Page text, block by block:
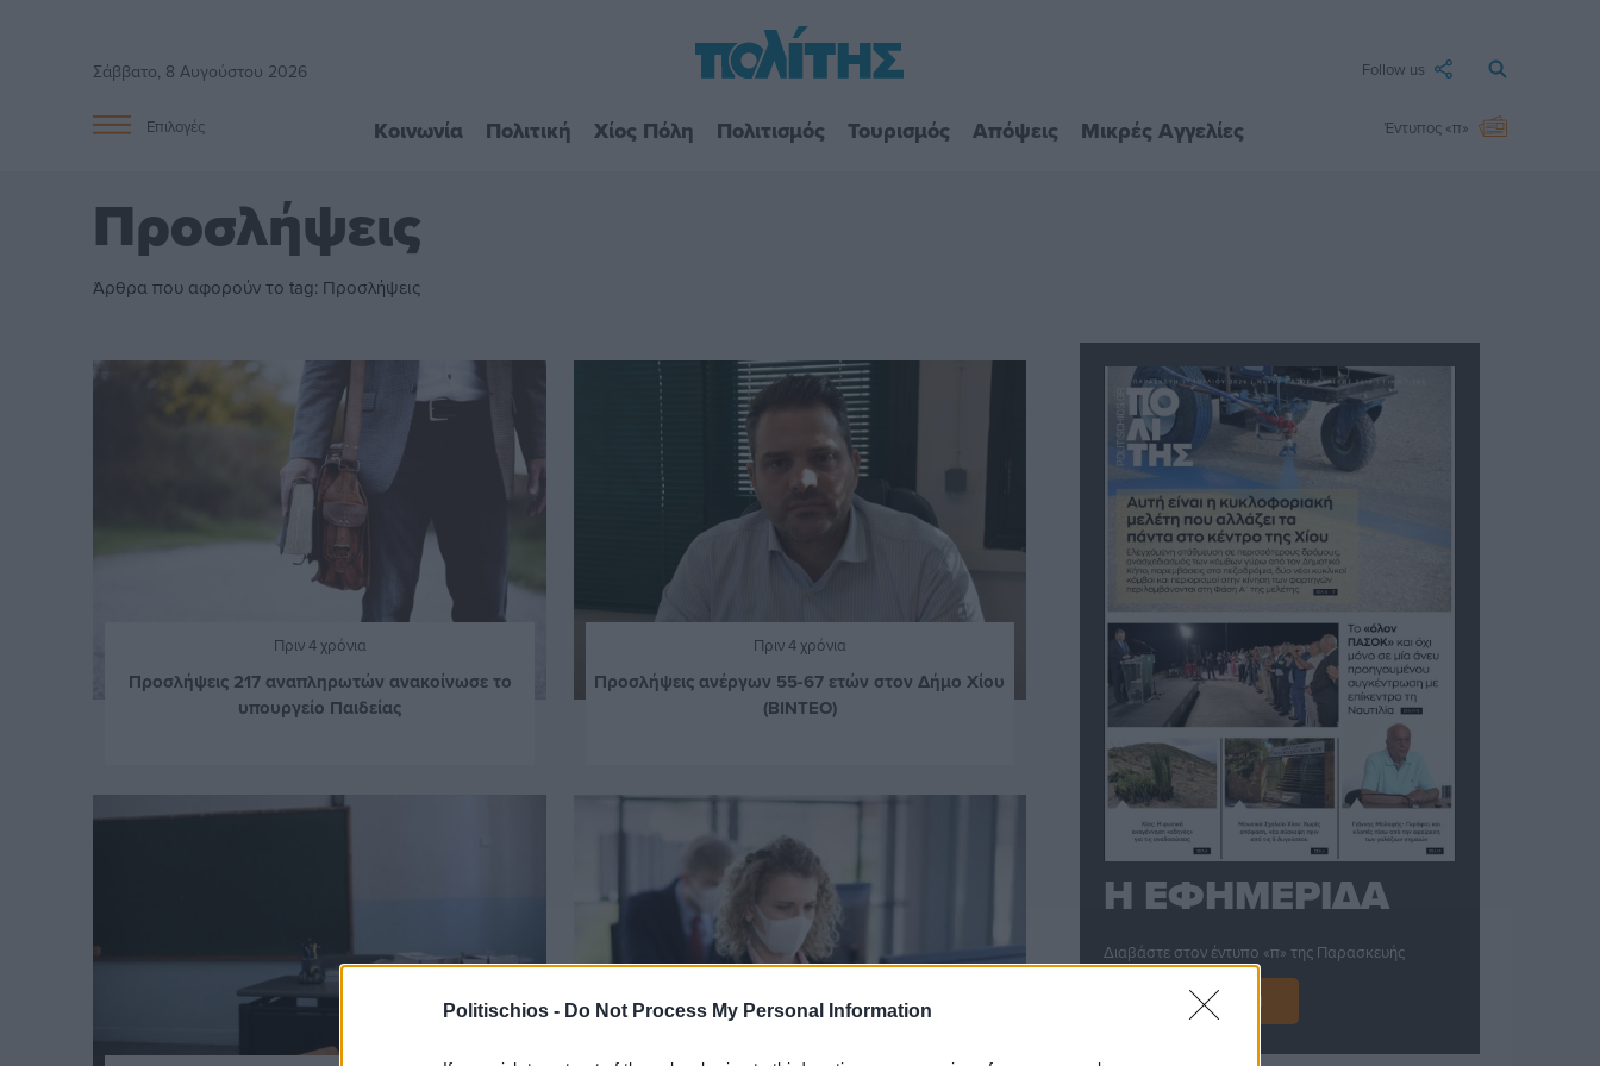
Politischios - Do Not Process My Personal Information
Σάββατο, 8 Αυγούστου 2026 Follow us
Επιλογές Κοινωνία Πολιτική Χίος Πόλη Πολιτισμός Τουρισμός Απόψεις Μικρές Αγγελίες Έντυπος «π»
Προσλήψεις
Άρθρα που αφορούν το tag: Προσλήψεις
Πριν 4 χρόνια
Προσλήψεις 217 αναπληρωτών ανακοίνωσε το
υπουργείο Παιδείας
Πριν 4 χρόνια
Προσλήψεις ανέργων 55-67 ετών στον Δήμο Χίου
(ΒΙΝΤΕΟ)
Η ΕΦΗΜΕΡΙΔΑ
Διαβάστε στον έντυπο «π» της Παρασκευής
ΝΕΑ ΣΥΝΔΡΟΜΗ